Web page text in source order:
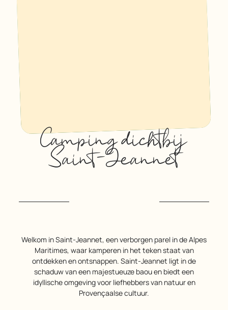
Camping dichtbij
Saint-Jeannet
Welkom in Saint-Jeannet, een verborgen parel in de Alpes
Maritimes, waar kamperen in het teken staat van
ontdekken en ontsnappen. Saint-Jeannet ligt in de
schaduw van een majestueuze baou en biedt een
idyllische omgeving voor liefhebbers van natuur en
Provençaalse cultuur.